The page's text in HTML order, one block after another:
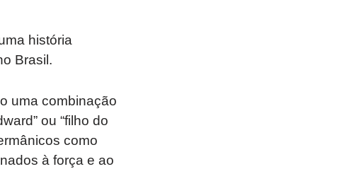
história
Brasil.
uma combinação
ou “filho do
como
à força e ao